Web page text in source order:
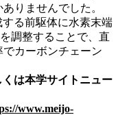
りませんでした。
る前駆体に水素末端
調整することで、直
でカーボンチェーン
は本学サイトニュー
www.meijo-